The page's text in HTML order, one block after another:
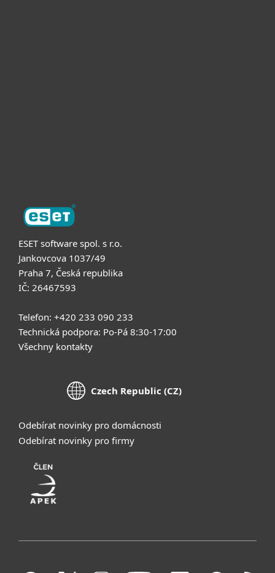
ESET software spol. s r.o.
Jankovcova 1037/49
Praha 7, Česká republika
IČ: 26467593
Telefon: +420 233 090 233
Technická podpora: Po-Pá 8:30-17:00
Všechny kontakty
Czech Republic (CZ)
Odebírat novinky pro domácnosti
Odebírat novinky pro firmy